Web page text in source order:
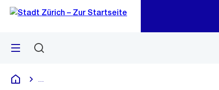
Navigation
Sprunglink
Menü
Deutsch